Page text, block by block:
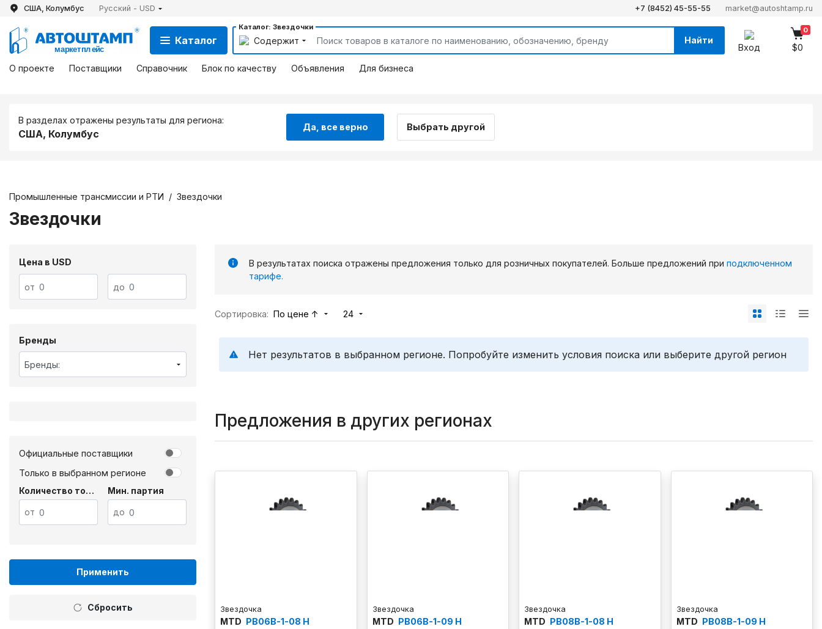
США, Колумбус Русский - USD +7 (8452) 45-55-55 market@autoshtamp.ru
Каталог
Каталог: Звездочки
Содержит Найти
Вход
0
$0
О проекте
Поставщики Справочник Блок по качеству Объявления Для бизнеса
В разделах отражены результаты для региона:
США, Колумбус
Да, все верно Выбрать другой
Промышленные трансмиссии и РТИ / Звездочки
Звездочки
Цена в USD
от до
Бренды
Бренды:
Официальные поставщики
Только в выбранном регионе
Количество товара
от
Мин. партия
до
Применить
Сбросить
В результатах поиска отражены предложения только для розничных покупателей. Больше предложений при подключенном
тарифе.
Cортировка: По цене ↑ 24
Нет результатов в выбранном регионе. Попробуйте изменить условия поиска или выберите другой регион
Предложения в других регионах
Звездочка
MTD PB06B-1-08 H
Звездочка
MTD PB06B-1-09 H
Звездочка
MTD PB08B-1-08 H
Звездочка
MTD PB08B-1-09 H